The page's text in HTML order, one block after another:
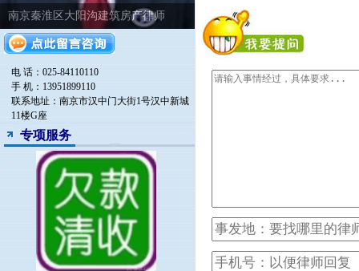
南京秦淮区大阳沟建筑房产律师
电 话：025-84110110
手 机：13951899110
联系地址：南京市汉中门大街1号汉中新城
11楼G座
专项服务